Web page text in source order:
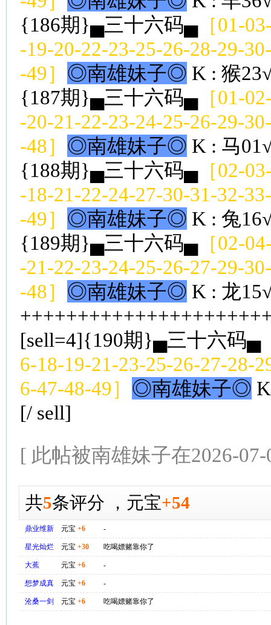
{186期}▄三十六码▄［01-
-19-20-22-23-25-26-28-29-
-49］ ◎南雄妹子◎ K : 猴
{187期}▄三十六码▄［01-
-20-21-22-23-24-25-26-29-
-48］ ◎南雄妹子◎ K : 马
{188期}▄三十六码▄［02-
-18-21-22-24-27-30-31-32-
-49］ ◎南雄妹子◎ K : 兔
{189期}▄三十六码▄［02-
-21-22-23-24-25-26-27-29-
-48］ ◎南雄妹子◎ K : 龙
[sell=4]{190期}▄三十六码▄
6-18-19-21-23-25-26-27-28-
6-47-48-49］ ◎南雄妹子◎
[/ sell]
[ 此帖被南雄妹子在2026-
共5条评分 ， 元宝+54
鼎业维新 元宝 +6 -
星光灿烂 元宝 +30 吃喝嫖赌靠你了
大蕉 元宝 +6 -
想梦成真 元宝 +6 -
沧桑一剑 元宝 +6 吃喝嫖赌靠你了